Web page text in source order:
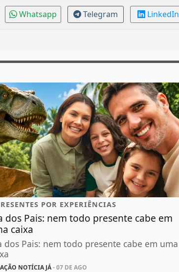
Whatsapp Telegram LinkedIn
POR EXPERIÊNCIAS
dos Pais: nem todo presente cabe em
caixa
dos Pais: nem todo presente cabe em uma
NOTÍCIA JÁ- 07 DE AGO